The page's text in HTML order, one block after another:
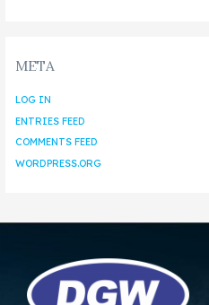
META
LOG IN
ENTRIES FEED
COMMENTS FEED
WORDPRESS.ORG